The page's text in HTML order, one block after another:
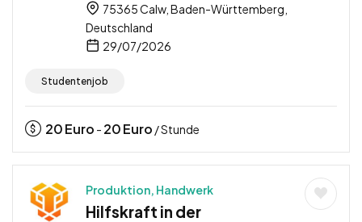
75365 Calw, Baden-Württemberg,
Deutschland
29/07/2026
Studentenjob
20Euro - 20Euro / Stunde
Produktion, Handwerk
Hilfskraft in der